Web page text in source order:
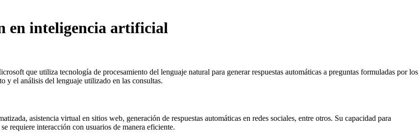
en inteligencia artificial
que utiliza tecnología de procesamiento del lenguaje natural para generar respuestas automáticas a preguntas formuladas por los
y el análisis del lenguaje utilizado en las consultas.
asistencia virtual en sitios web, generación de respuestas automáticas en redes sociales, entre otros. Su capacidad para
requiere interacción con usuarios de manera eficiente.